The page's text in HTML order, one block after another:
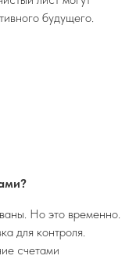
будущего.
Но это временно.
для контроля.
счетами